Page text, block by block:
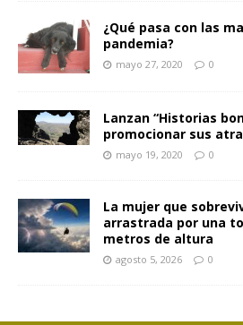
¿Qué pasa con las
pandemia?
mayo 27, 2020 0
Lanzan “Historias
promocionar sus
mayo 19, 2020 0
La mujer que
arrastrada por una
metros de altura
agosto 5, 2026 0